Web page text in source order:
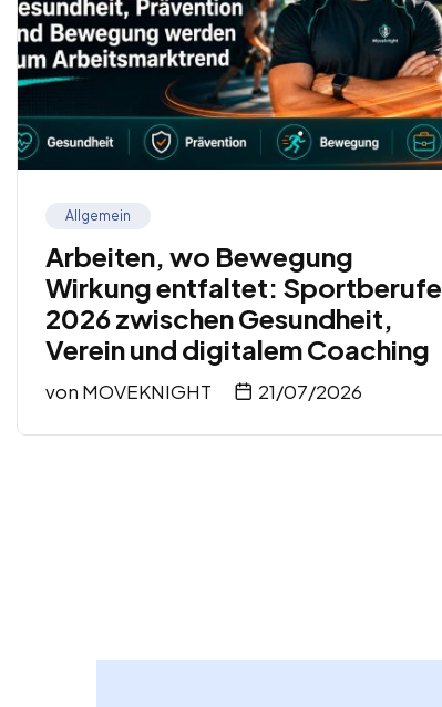
Allgemein
Arbeiten, wo Bewegung
Wirkung entfaltet: Sportberufe
2026 zwischen Gesundheit,
Verein und digitalem Coaching
von MOVEKNIGHT 21/07/2026